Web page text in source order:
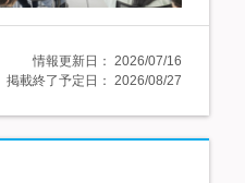
情報更新日： 2026/07/16
掲載終了予定日： 2026/08/27